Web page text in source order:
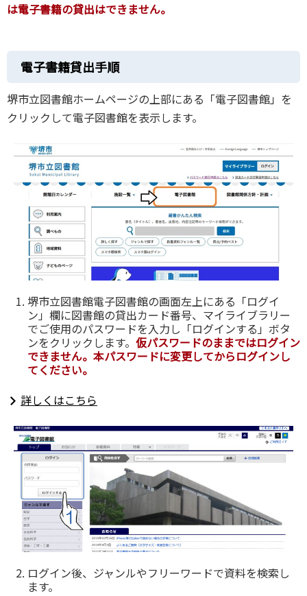
は電子書籍の貸出はできません。
電子書籍貸出手順
堺市立図書館ホームページの上部にある「電子図書館」を
クリックして電子図書館を表示します。
堺市立図書館電子図書館の画面左上にある「ログイ
ン」欄に図書館の貸出カード番号、マイライブラリー
でご使用のパスワードを入力し「ログインする」ボタ
ンをクリックします。 仮パスワードのままではログイン
できません。 本パスワードに変更してからログインし
てください。
詳しくはこちら
ログイン後、ジャンルやフリーワードで資料を検索し
ます。